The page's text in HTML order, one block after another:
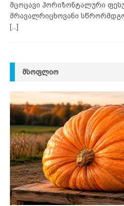
მცოცავი ჰორიზონტალური
მრავალრიცხოვანი
[...]
ᲛᲡᲝᲤᲚᲘᲝ